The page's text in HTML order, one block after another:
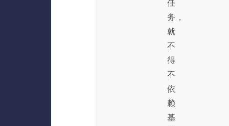
任
务，
就
不
得
不
依
赖
基